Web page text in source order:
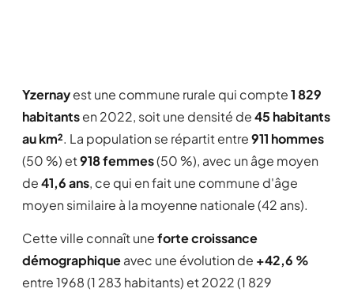
Yzernayest une commune rurale qui compte1 829
habitantsen 2022, soit une densité de45 habitants
au km². La population se répartit entre911 hommes
(50 %) et918 femmes(50 %), avec un âge moyen
de41,6 ans, ce qui en fait une commune d'âge
moyen similaire à la moyenne nationale (42 ans).
Cette ville connaît uneforte croissance
démographiqueavec une évolution de +42,6 %
entre 1968 (1 283 habitants) et 2022 (1 829